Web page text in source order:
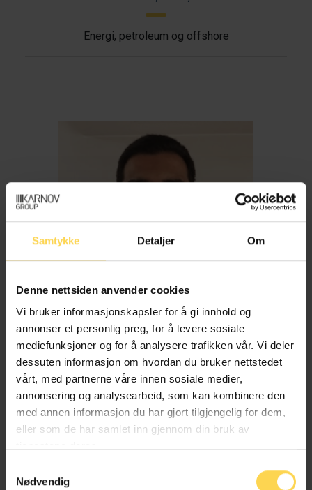
Samtykke Detaljer Om
Denne nettsiden anvender cookies
Vi bruker informasjonskapsler for å gi innhold og
annonser et personlig preg, for å levere sosiale
mediefunksjoner og for å analysere trafikken vår. Vi deler
dessuten informasjon om hvordan du bruker nettstedet
vårt, med partnerne våre innen sosiale medier,
annonsering og analysearbeid, som kan kombinere den
med annen informasjon du har gjort tilgjengelig for dem,
eller som de har samlet inn gjennom din bruk av
Nødvendig
Energi, petroleum og offshore
Imran Haider
Trygderett og pensjonsrett